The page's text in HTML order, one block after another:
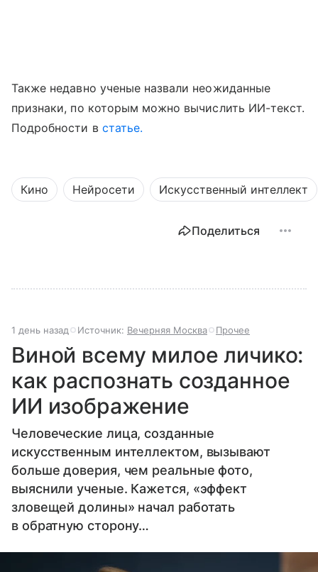
Также недавно ученые назвали неожиданные
признаки, по которым можно вычислить ИИ-текст.
Подробности в статье.
Кино Нейросети Искусственный интеллект
Поделиться
1 день назад Источник: Вечерняя Москва Прочее
Виной всему милое личико:
как распознать созданное
ИИ изображение
Человеческие лица, созданные
искусственным интеллектом, вызывают
больше доверия, чем реальные фото,
выяснили ученые. Кажется, «эффект
зловещей долины» начал работать
в обратную сторону…